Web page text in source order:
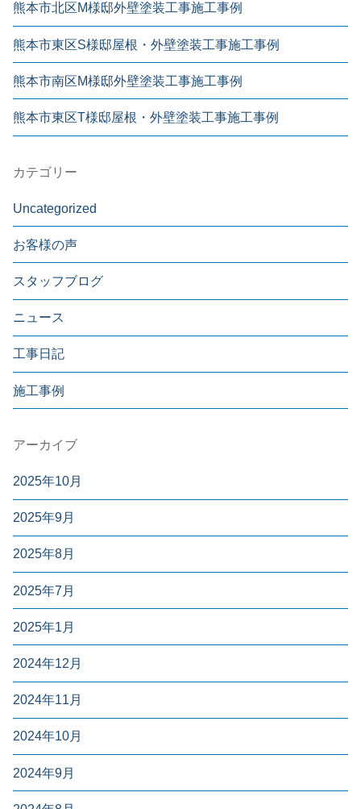
熊本市北区M様邸外壁塗装工事施工事例
熊本市東区S様邸屋根・外壁塗装工事施工事例
熊本市南区M様邸外壁塗装工事施工事例
熊本市東区T様邸屋根・外壁塗装工事施工事例
カテゴリー
Uncategorized
お客様の声
スタッフブログ
ニュース
工事日記
施工事例
アーカイブ
2025年10月
2025年9月
2025年8月
2025年7月
2025年1月
2024年12月
2024年11月
2024年10月
2024年9月